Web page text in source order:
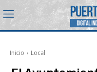
Inicio Local